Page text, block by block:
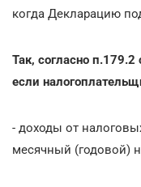
когда Декларацию
Так, согласно
если
- доходы от
месячный (годовой)